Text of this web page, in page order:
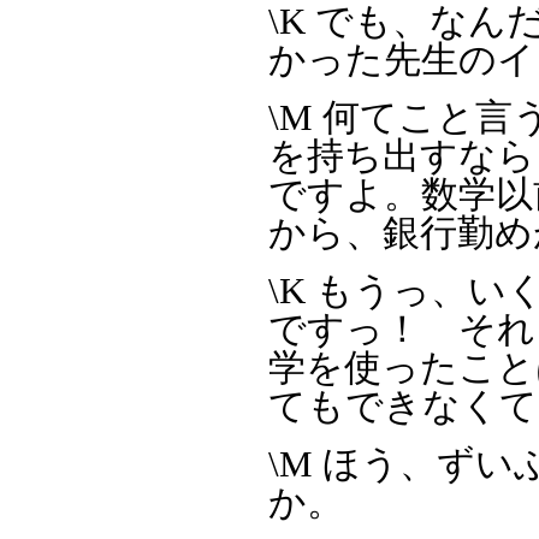
\K でも、なん
かった先生の
\M 何てこと言
を持ち出すな
ですよ。数学
から、銀行勤
\K もうっ、い
ですっ！ それ
学を使ったこ
てもできなく
\M ほう、ずい
か。